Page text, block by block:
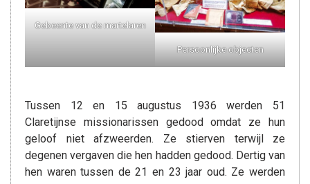
Gebeente van de martelaren
Persoonlijke objecten
Tussen 12 en 15 augustus 1936 werden 51
Claretijnse missionarissen gedood omdat ze hun
geloof niet afzweerden. Ze stierven terwijl ze
degenen vergaven die hen hadden gedood. Dertig van
hen waren tussen de 21 en 23 jaar oud. Ze werden